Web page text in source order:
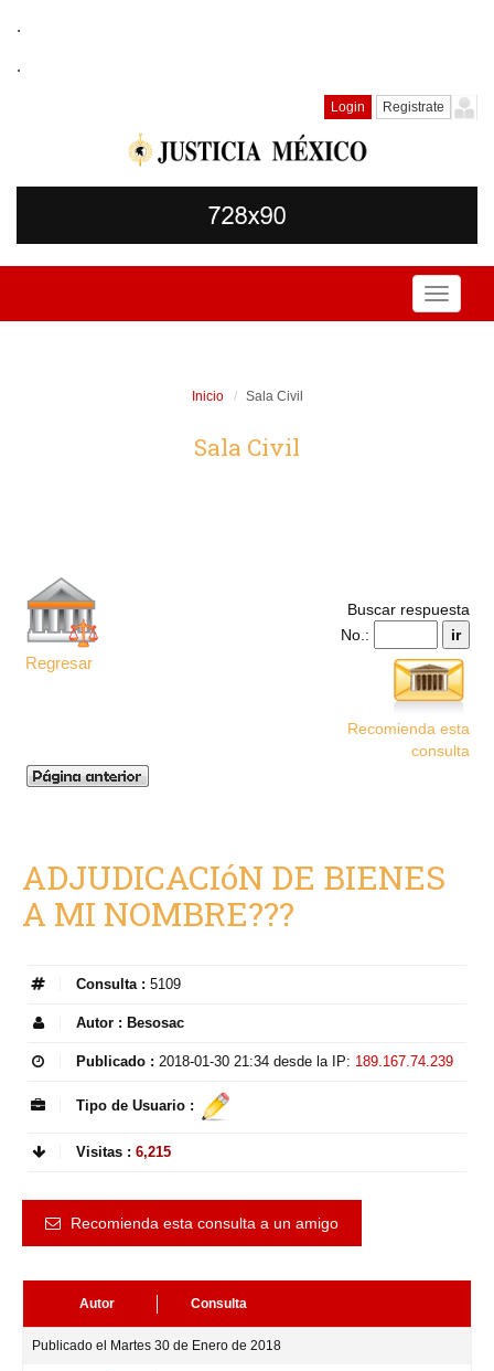
.
.
Login Registrate
Toggle
Inicio Sala Civil
Sala Civil
Regresar
Buscar respuesta
No.:
Recomienda esta
consulta
ADJUDICACIóN DE BIENES
A MI NOMBRE???
Consulta : 5109
Autor : Besosac
Publicado : 2018-01-30 21:34 desde la IP: 189.167.74.239
Tipo de Usuario :
Visitas : 6,215
Recomienda esta consulta a un amigo
Autor Consulta
Publicado el Martes 30 de Enero de 2018